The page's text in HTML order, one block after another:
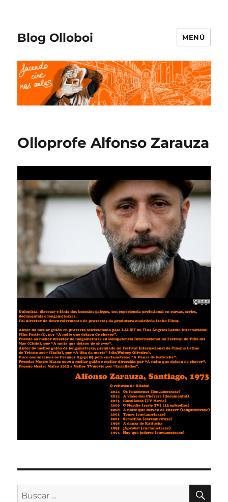
Blog Olloboi MENÚ
Olloprofe Alfonso Zarauza
Buscar: